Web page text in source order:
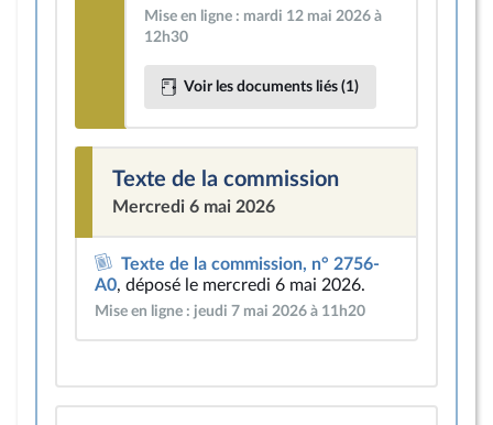
Mise en ligne : mardi 12 mai 2026 à
12h30
Voir les documents liés (1)
Texte de la commission
Mercredi 6 mai 2026
Texte de la commission, n° 2756-
A0, déposé le mercredi 6 mai 2026.
Mise en ligne : jeudi 7 mai 2026 à 11h20